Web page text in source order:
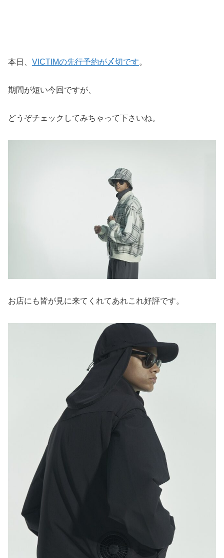
本日、 VICTIMの先行予約が〆切です。
期間が短い今回ですが、
どうぞチェックしてみちゃって下さいね。
お店にも皆が見に来てくれてあれこれ好評です。